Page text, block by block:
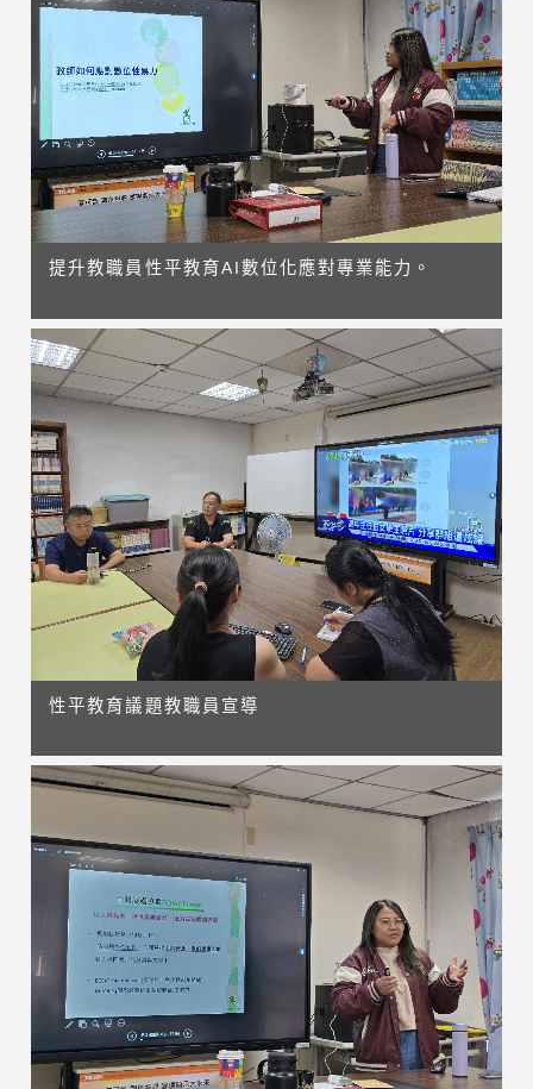
提升教職員性平教育AI數位化應對專業能力。
性平教育議題教職員宣導